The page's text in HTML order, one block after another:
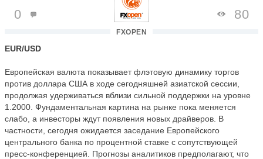
FXOPEN
0 80
EUR/USD
Европейская валюта показывает флэтовую динамику торгов
против доллара США в ходе сегодняшней азиатской сессии,
продолжая удерживаться вблизи сильной поддержки на уровне
1.2000. Фундаментальная картина на рынке пока меняется
слабо, а инвесторы ждут появления новых драйверов. В
частности, сегодня ожидается заседание Европейского
центрального банка по процентной ставке с сопутствующей
пресс-конференцией. Прогнозы аналитиков предполагают, что